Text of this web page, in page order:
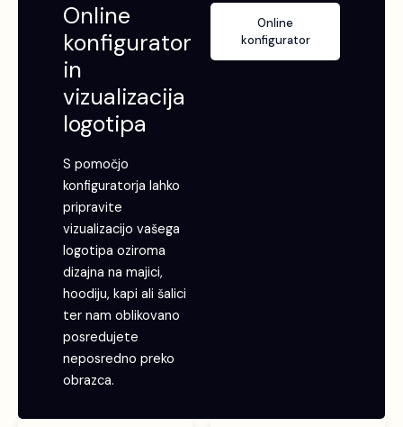
Online
konfigurator
in
vizualizacija
logotipa
S pomočjo
konfiguratorja lahko
pripravite
vizualizacijo vašega
logotipa oziroma
dizajna na majici,
hoodiju, kapi ali šalici
ter nam oblikovano
posredujete
neposredno preko
obrazca.
Online
konfigurator